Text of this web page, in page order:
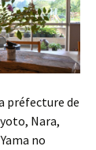
préfecture de
Nara,
no